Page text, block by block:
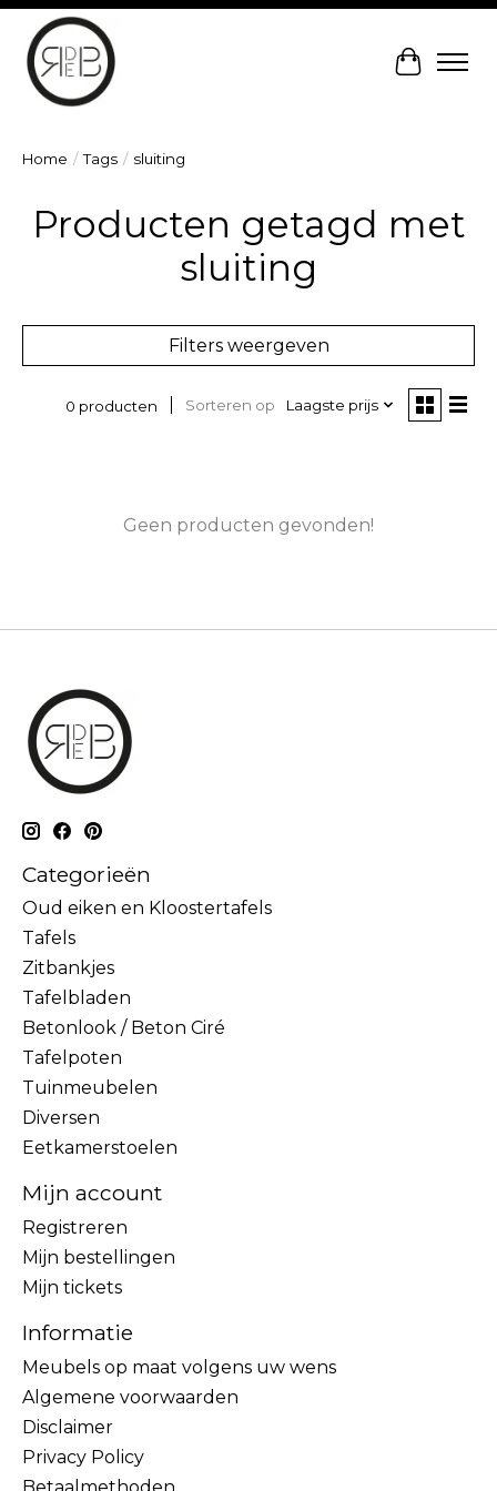
Home / Tags / sluiting
Producten getagd met
sluiting
Filters weergeven
0 producten Sorteren op Laagste prijs
Geen producten gevonden!
Categorieën
Oud eiken en Kloostertafels
Tafels
Zitbankjes
Tafelbladen
Betonlook / Beton Ciré
Tafelpoten
Tuinmeubelen
Diversen
Eetkamerstoelen
Mijn account
Registreren
Mijn bestellingen
Mijn tickets
Informatie
Meubels op maat volgens uw wens
Algemene voorwaarden
Disclaimer
Privacy Policy
Betaalmethoden